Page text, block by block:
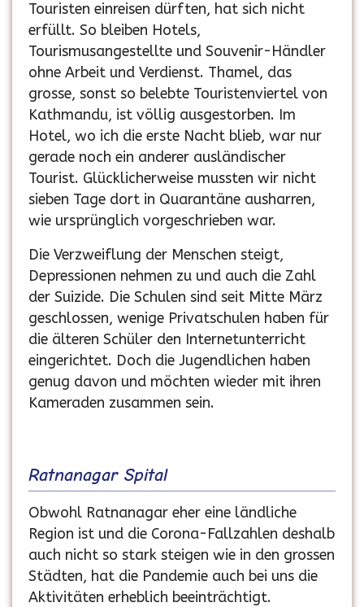
Touristen einreisen dürften, hat sich nicht
erfüllt. So bleiben Hotels,
Tourismusangestellte und Souvenir-Händler
ohne Arbeit und Verdienst. Thamel, das
grosse, sonst so belebte Touristenviertel von
Kathmandu, ist völlig ausgestorben. Im
Hotel, wo ich die erste Nacht blieb, war nur
gerade noch ein anderer ausländischer
Tourist. Glücklicherweise mussten wir nicht
sieben Tage dort in Quarantäne ausharren,
wie ursprünglich vorgeschrieben war.
Die Verzweiflung der Menschen steigt,
Depressionen nehmen zu und auch die Zahl
der Suizide. Die Schulen sind seit Mitte März
geschlossen, wenige Privatschulen haben für
die älteren Schüler den Internetunterricht
eingerichtet. Doch die Jugendlichen haben
genug davon und möchten wieder mit ihren
Kameraden zusammen sein.
Ratnanagar Spital
Obwohl Ratnanagar eher eine ländliche
Region ist und die Corona-Fallzahlen deshalb
auch nicht so stark steigen wie in den grossen
Städten, hat die Pandemie auch bei uns die
Aktivitäten erheblich beeinträchtigt.